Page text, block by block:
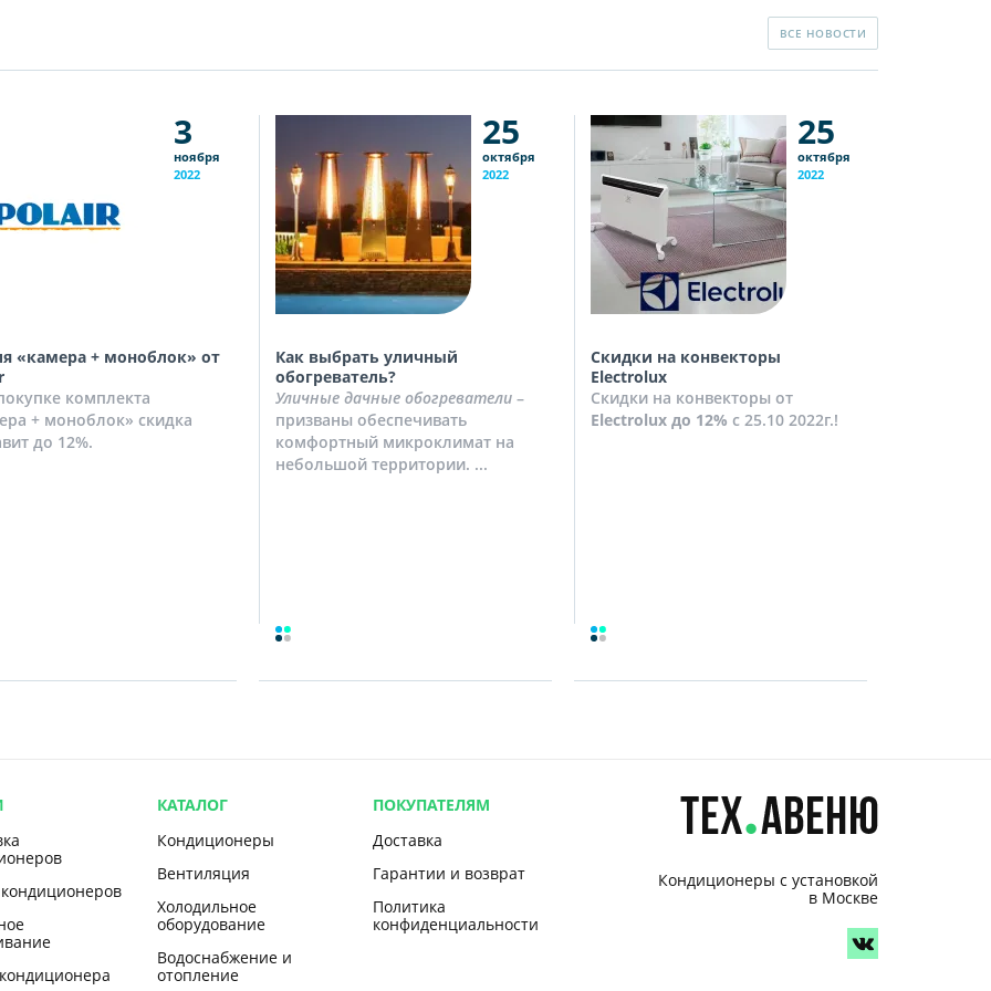
ВСЕ НОВОСТИ
3
ноября
2022
«камера + моноблок» от
комплекта
+ моноблок» скидка
до 12%.
25
октября
2022
Как выбрать уличный
обогреватель?
Уличные дачные обогреватели –
призваны обеспечивать
комфортный микроклимат на
небольшой территории. ...
25
октября
2022
Скидки на конвекторы
Electrolux
Скидки на конвекторы от
Electrolux до 12% с 25.10 2022г.!
КАТАЛОГ
Кондиционеры
Вентиляция
Холодильное
оборудование
Водоснабжение и
отопление
ПОКУПАТЕЛЯМ
Доставка
Гарантии и возврат
Политика
конфиденциальности
Кондиционеры с установкой
в Москве